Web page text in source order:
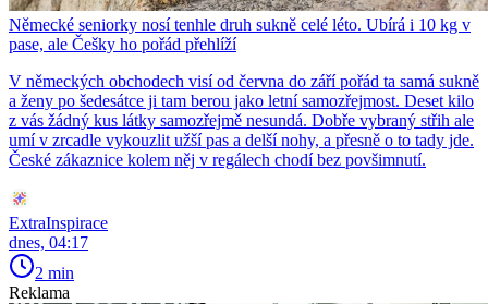
Německé seniorky nosí tenhle druh sukně celé léto. Ubírá i 10 kg v
pase, ale Češky ho pořád přehlíží
V německých obchodech visí od června do září pořád ta samá sukně
a ženy po šedesátce ji tam berou jako letní samozřejmost. Deset kilo
z vás žádný kus látky samozřejmě nesundá. Dobře vybraný střih ale
umí v zrcadle vykouzlit užší pas a delší nohy, a přesně o to tady jde.
České zákaznice kolem něj v regálech chodí bez povšimnutí.
ExtraInspirace
dnes, 04:17
2 min
Reklama